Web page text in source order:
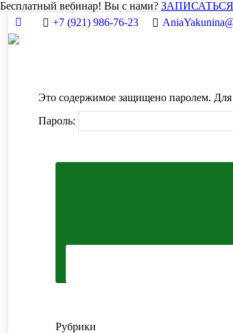
Бесплатный вебинар! Вы с нами? ЗАПИСАТЬСЯ
Вконтакте
+7 (921) 986-76-23
Это содержимое защищено паролем. Для
Пароль:
Рубрики